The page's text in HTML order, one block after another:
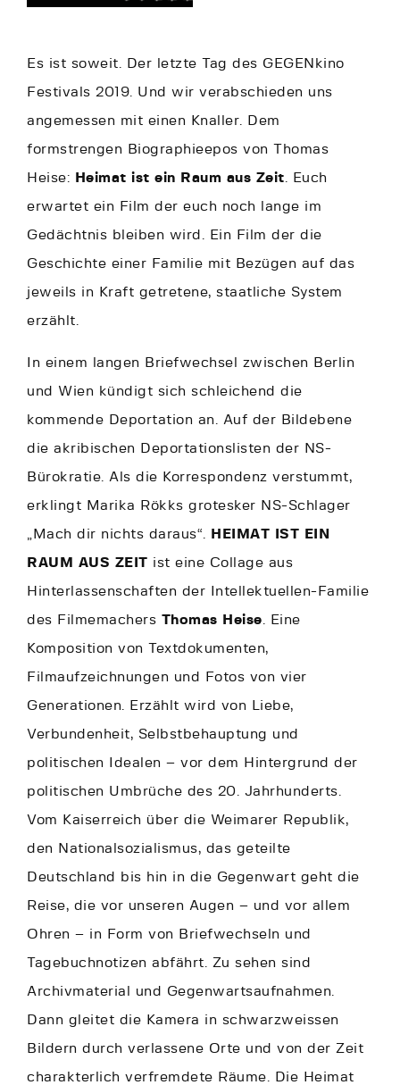
Es ist soweit. Der letzte Tag des GEGENkino
Festivals 2019. Und wir verabschieden uns
angemessen mit einen Knaller. Dem
formstrengen Biographieepos von Thomas
Heise:
Heimat ist ein Raum aus Zeit . Euch
erwartet ein Film der euch noch lange im
Gedächtnis bleiben wird. Ein Film der die
Geschichte einer Familie mit Bezügen auf das
jeweils in Kraft getretene, staatliche System
erzählt.
In einem langen Briefwechsel zwischen Berlin
und Wien kündigt sich schleichend die
kommende Deportation an. Auf der Bildebene
die akribischen Deportationslisten der NS-
Bürokratie. Als die Korrespondenz verstummt,
erklingt Marika Rökks grotesker NS-Schlager
„Mach dir nichts daraus“.
HEIMAT IST EIN
RAUM AUS ZEIT ist eine Collage aus
Hinterlassenschaften der Intellektuellen-Familie
des Filmemachers Thomas Heise . Eine
Komposition von Textdokumenten,
Filmaufzeichnungen und Fotos von vier
Generationen. Erzählt wird von Liebe,
Verbundenheit, Selbstbehauptung und
politischen Idealen – vor dem Hintergrund der
politischen Umbrüche des 20. Jahrhunderts.
Vom Kaiserreich über die Weimarer Republik,
den Nationalsozialismus, das geteilte
Deutschland bis hin in die Gegenwart geht die
Reise, die vor unseren Augen – und vor allem
Ohren – in Form von Briefwechseln und
Tagebuchnotizen abfährt. Zu sehen sind
Archivmaterial und Gegenwartsaufnahmen.
Dann gleitet die Kamera in schwarzweissen
Bildern durch verlassene Orte und von der Zeit
charakterlich verfremdete Räume. Die Heimat